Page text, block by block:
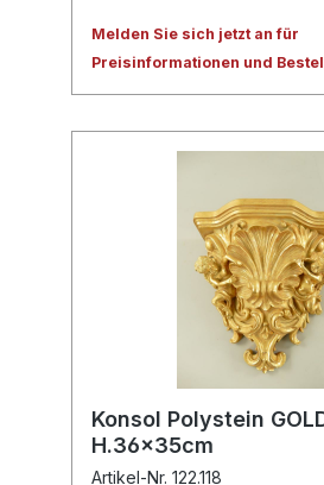
Melden Sie sich jetzt an für
Preisinformationen und
Konsol Polystein
H.36x35cm
Artikel-Nr. 122.118